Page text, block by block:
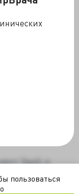
Эдай, и
Удастся
пользоваться